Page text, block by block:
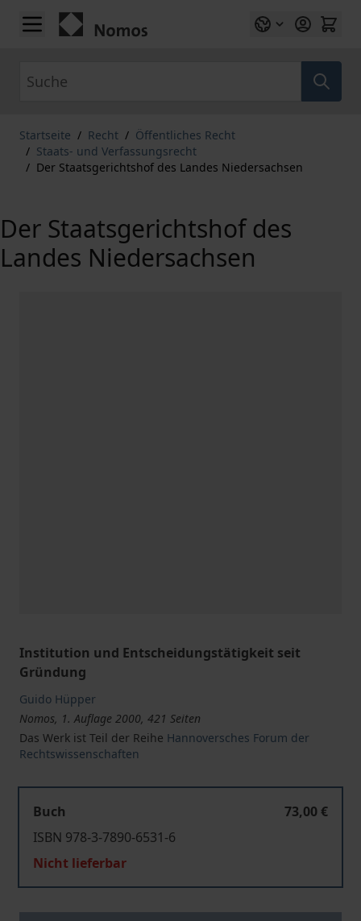
Zum Inhalt springen
Startseite / Recht / Öffentliches Recht
/ Staats- und Verfassungsrecht
/ Der Staatsgerichtshof des Landes Niedersachsen
Der Staatsgerichtshof des
Landes Niedersachsen
Institution und Entscheidungstätigkeit seit
Gründung
Guido Hüpper
Nomos, 1. Auflage 2000, 421 Seiten
Das Werk ist Teil der Reihe Hannoversches Forum der
Rechtswissenschaften
Buch
73,00 €
ISBN 978-3-7890-6531-6
Nicht lieferbar